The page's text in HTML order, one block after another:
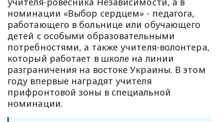
номинации «Выбор сердцем» - педагога,
работающего в больнице или обучающего
детей с особыми образовательными
потребностями, а также учителя-волонтера,
который работает в школе на линии
разграничения на востоке Украины. В этом
году впервые наградят учителя
прифронтовой зоны в специальной
номинации.